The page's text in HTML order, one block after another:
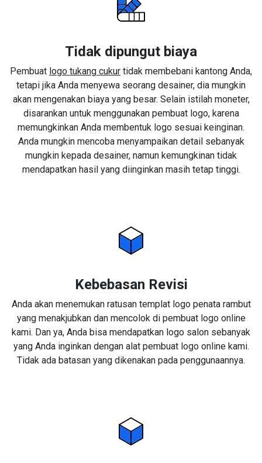
Tidak dipungut biaya
Pembuat logo tukang cukur tidak membebani kantong Anda,
tetapi jika Anda menyewa seorang desainer, dia mungkin
akan mengenakan biaya yang besar. Selain istilah moneter,
disarankan untuk menggunakan pembuat logo, karena
memungkinkan Anda membentuk logo sesuai keinginan.
Anda mungkin mencoba menyampaikan detail sebanyak
mungkin kepada desainer, namun kemungkinan tidak
mendapatkan hasil yang diinginkan masih tetap tinggi.
Kebebasan Revisi
Anda akan menemukan ratusan templat logo penata rambut
yang menakjubkan dan mencolok di pembuat logo online
kami. Dan ya, Anda bisa mendapatkan logo salon sebanyak
yang Anda inginkan dengan alat pembuat logo online kami.
Tidak ada batasan yang dikenakan pada penggunaannya.